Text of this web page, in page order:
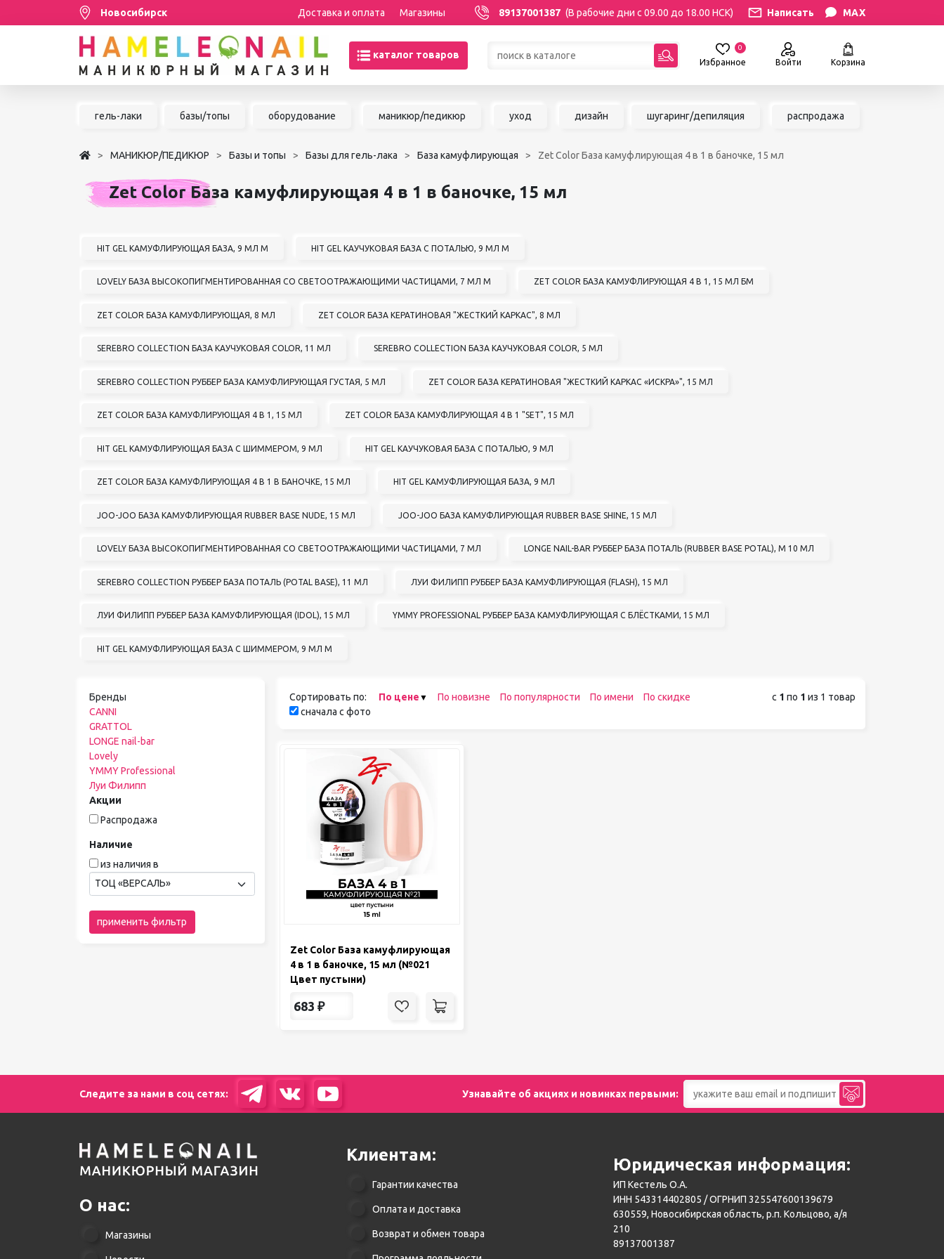
Новосибирск Доставка и оплата Магазины 89137001387 (В рабочие дни с 09.00 до 18.00 НСК) Написать MAX
каталог товаров
Избранное
0
Войти Корзина
Распродажа
НАРАЩИВАНИЕ РЕСНИЦ
ШУГАРИНГ/ДЕПИЛЯЦИЯ
АКСЕССУАРЫ
БРЕНДЫ
Товары со скидками по категориям:
Аппаратный маникюр и
Гель-краска
Дизайны для ногтей
Инструменты для маникюра и
Лечение и уход за кутикулой и
Пилки для ногтей
Расходные материалы
Средства до и после
гель-лаки базы/топы оборудование маникюр/педикюр уход дизайн шугаринг/депиляция распродажа
МАНИКЮР/ПЕДИКЮР Базы и топы Базы для гель-лака База камуфлирующая Zet Color База камуфлирующая 4 в 1 в баночке, 15 мл
Zet Color База камуфлирующая 4 в 1 в баночке, 15 мл
HIT GEL КАМУФЛИРУЮЩАЯ БАЗА, 9 МЛ М HIT GEL КАУЧУКОВАЯ БАЗА С ПОТАЛЬЮ, 9 МЛ М
LOVELY БАЗА ВЫСОКОПИГМЕНТИРОВАННАЯ СО СВЕТООТРАЖАЮЩИМИ ЧАСТИЦАМИ, 7 МЛ М ZET COLOR БАЗА КАМУФЛИРУЮЩАЯ 4 В 1, 15 МЛ БМ
ZET COLOR БАЗА КАМУФЛИРУЮЩАЯ, 8 МЛ ZET COLOR БАЗА КЕРАТИНОВАЯ "ЖЕСТКИЙ КАРКАС", 8 МЛ
SEREBRO COLLECTION БАЗА КАУЧУКОВАЯ COLOR, 11 МЛ SEREBRO COLLECTION БАЗА КАУЧУКОВАЯ COLOR, 5 МЛ
SEREBRO COLLECTION РУББЕР БАЗА КАМУФЛИРУЮЩАЯ ГУСТАЯ, 5 МЛ ZET COLOR БАЗА КЕРАТИНОВАЯ "ЖЕСТКИЙ КАРКАС «ИСКРА»", 15 МЛ
ZET COLOR БАЗА КАМУФЛИРУЮЩАЯ 4 В 1, 15 МЛ ZET COLOR БАЗА КАМУФЛИРУЮЩАЯ 4 В 1 "SET", 15 МЛ
HIT GEL КАМУФЛИРУЮЩАЯ БАЗА С ШИММЕРОМ, 9 МЛ HIT GEL КАУЧУКОВАЯ БАЗА С ПОТАЛЬЮ, 9 МЛ
ZET COLOR БАЗА КАМУФЛИРУЮЩАЯ 4 В 1 В БАНОЧКЕ, 15 МЛ HIT GEL КАМУФЛИРУЮЩАЯ БАЗА, 9 МЛ
JOO-JOO БАЗА КАМУФЛИРУЮЩАЯ RUBBER BASE NUDE, 15 МЛ JOO-JOO БАЗА КАМУФЛИРУЮЩАЯ RUBBER BASE SHINE, 15 МЛ
LOVELY БАЗА ВЫСОКОПИГМЕНТИРОВАННАЯ СО СВЕТООТРАЖАЮЩИМИ ЧАСТИЦАМИ, 7 МЛ LONGE NAIL-BAR РУББЕР БАЗА ПОТАЛЬ (RUBBER BASE POTAL), М 10 МЛ
SEREBRO COLLECTION РУББЕР БАЗА ПОТАЛЬ (POTAL BASE), 11 МЛ ЛУИ ФИЛИПП РУББЕР БАЗА КАМУФЛИРУЮЩАЯ (FLASH), 15 МЛ
ЛУИ ФИЛИПП РУББЕР БАЗА КАМУФЛИРУЮЩАЯ (IDOL), 15 МЛ YMMY PROFESSIONAL РУББЕР БАЗА КАМУФЛИРУЮЩАЯ С БЛЁСТКАМИ, 15 МЛ
HIT GEL КАМУФЛИРУЮЩАЯ БАЗА С ШИММЕРОМ, 9 МЛ М
Бренды
CANNI
GRATTOL
LONGE nail-bar
Lovely
YMMY Professional
Луи Филипп
Акции
Распродажа
Наличие
из наличия в
ТОЦ «ВЕРСАЛЬ»
применить фильтр
Сортировать по: По цене По новизне По популярности По имени
По скидке
сначала с фото
с 1 по 1 из 1 товар
Zet Color База камуфлирующая
4 в 1 в баночке, 15 мл (№021
Цвет пустыни)
683 ₽
Следите за нами в соц сетях: Узнавайте об акциях и новинках первыми:
О нас:
Магазины
Клиентам:
Гарантии качества
Оплата и доставка
Возврат и обмен товара
Юридическая информация:
ИП Кестель О.А.
ИНН 543314402805 / ОГРНИП 325547600139679
630559, Новосибирская область, р.п. Кольцово, а/я
210
89137001387